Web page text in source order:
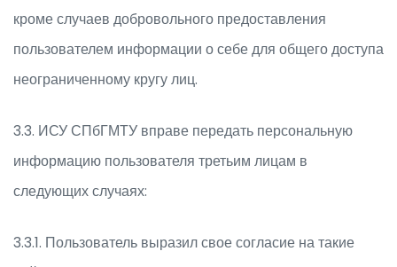
кроме случаев добровольного предоставления
пользователем информации о себе для общего доступа
неограниченному кругу лиц.
3.3. ИСУ СПбГМТУ вправе передать персональную
информацию пользователя третьим лицам в
следующих случаях:
3.3.1. Пользователь выразил свое согласие на такие